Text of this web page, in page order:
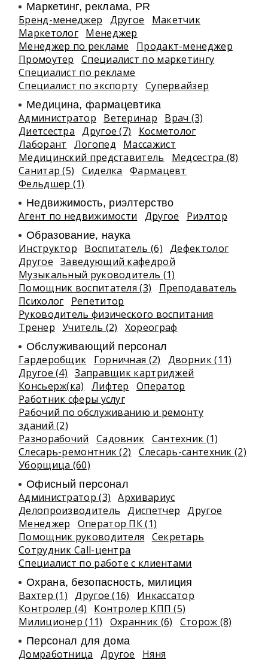
Маркетинг, реклама, PR
Бренд-менеджер Другое
Макетчик
Маркетолог Менеджер
Менеджер по рекламе
Продакт-менеджер
Промоутер
Специалист по маркетингу
Специалист по рекламе
Специалист по экспорту Супервайзер
Медицина, фармацевтика
Администратор Ветеринар
Врач (3)
Диетсестра
Другое (7)
Косметолог
Лаборант
Логопед
Массажист
Медицинский представитель
Медсестра (8)
Санитар (5)
Сиделка
Фармацевт
Фельдшер (1)
Недвижимость, риэлтeрство
Агент по недвижимости Другое Риэлтор
Образование, наука
Инструктор Воспитатель (6) Дефектолог
Другое Заведующий кафедрой
Музыкальный руководитель (1)
Помощник воспитателя (3)
Преподаватель
Психолог
Репетитор
Руководитель физического воспитания
Тренер Учитель (2) Хореограф
Обслуживающий персонал
Гардеробщик Горничная (2)
Дворник (11)
Другое (4)
Заправщик картриджей
Консьерж(ка)
Лифтер
Оператор
Работник сферы услуг
Рабочий по обслуживанию и ремонту
зданий (2)
Разнорабочий
Садовник Сантехник (1)
Слесарь-ремонтник (2)
Слесарь-сантехник (2)
Уборщица (60)
Офисный персонал
Администратор (3)
Архивариус
Делопроизводитель
Диспетчер
Другое
Менеджер
Оператор ПК (1)
Помощник руководителя
Секретарь
Сотрудник Call-центра
Специалист по работе с клиентами
Охрана, безопасность, милиция
Вахтер (1) Другое (16)
Инкассатор
Контролер (4)
Контролер КПП (5)
Милиционер (11)
Охранник (6) Сторож (8)
Персонал для дома
Домработница Другое
Няня